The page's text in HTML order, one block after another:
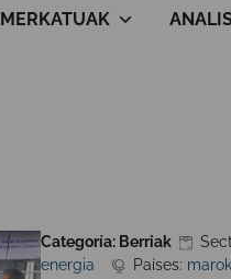
MERKATUAK
Categoría: Berriak
energia
Países: